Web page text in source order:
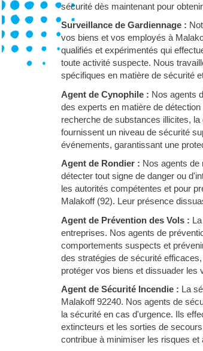
sécurité dès maintenant pour
Surveillance de Gardiennage :
vos biens et vos employés à
qualifiés et expérimentés qui
toute activité suspecte. Nous
spécifiques en matière de sécurité
Agent de Cynophile : Nos agents
des experts en matière de
recherche de substances illicites,
fournissent un niveau de sécurité
événements, garantissant une
Agent de Rondier : Nos agents de
détecter tout signe de danger ou
les autorités compétentes et pour
Malakoff (92). Leur présence
Agent de Prévention des Vols :
entreprises. Nos agents de
comportements suspects et
des stratégies de sécurité
protéger vos biens et dissuader les
Agent de Sécurité Incendie : La
Malakoff 92240. Nos agents de
la sécurité en cas d'urgence. Ils
extincteurs et les sorties de
contribue à minimiser les risques